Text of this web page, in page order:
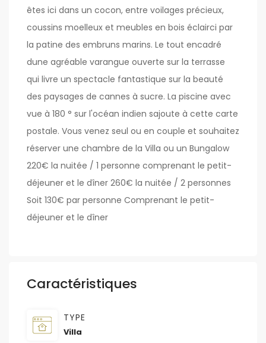
êtes ici dans un cocon, entre voilages précieux,
coussins moelleux et meubles en bois éclairci par
la patine des embruns marins. Le tout encadré
dune agréable varangue ouverte sur la terrasse
qui livre un spectacle fantastique sur la beauté
des paysages de cannes à sucre. La piscine avec
vue à 180 ° sur l'océan indien sajoute à cette carte
postale. Vous venez seul ou en couple et souhaitez
réserver une chambre de la Villa ou un Bungalow
220€ la nuitée / 1 personne comprenant le petit-
déjeuner et le dîner 260€ la nuitée / 2 personnes
Soit 130€ par personne Comprenant le petit-
déjeuner et le dîner
Caractéristiques
TYPE
Villa